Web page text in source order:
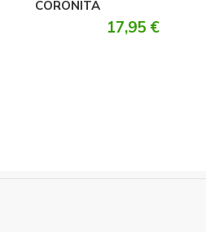
CORONITA
17,95 €